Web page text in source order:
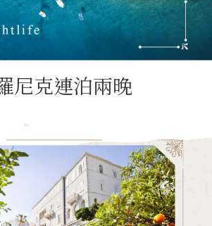
尼克連泊兩晚